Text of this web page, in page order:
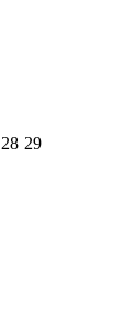
28 29